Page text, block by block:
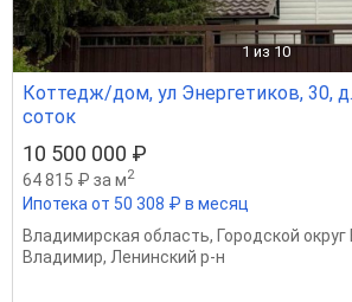
1 из 10
Коттедж/дом, ул Энергетиков, 30,
соток
10 500 000 ₽
64 815 ₽ за м2
Ипотека от 50 308 ₽ в месяц
Владимирская область, Городской
Владимир, Ленинский р-н